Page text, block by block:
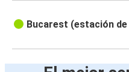
Bucarest (estación